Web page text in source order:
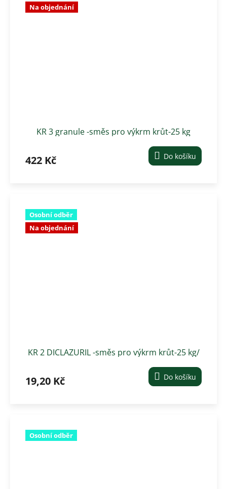
Na objednání
KR 3 granule -směs pro výkrm krůt-25 kg
422 Kč Do košíku
Osobní odběr
Na objednání
KR 2 DICLAZURIL -směs pro výkrm krůt-25 kg/
19,20 Kč Do košíku
Osobní odběr